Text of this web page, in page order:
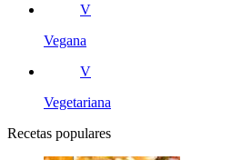
V
Vegana
V
Vegetariana
Recetas populares